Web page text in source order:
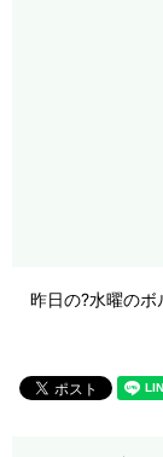
昨日の?水曜の